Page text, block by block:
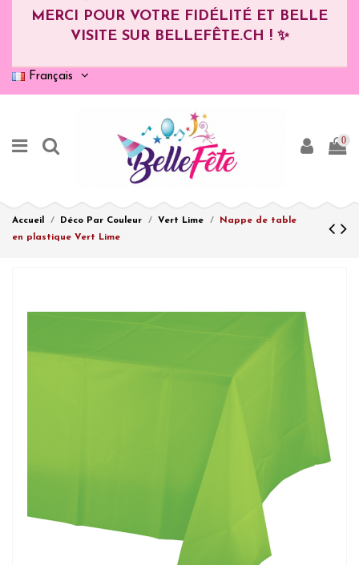
MERCI POUR VOTRE FIDÉLITÉ ET BELLE
VISITE SUR BELLEFÊTE.CH ! ✨
Français
0
Accueil Déco Par Couleur Vert Lime
Nappe de table
en plastique Vert Lime